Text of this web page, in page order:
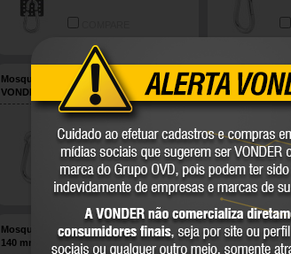
Mosquetão com trava, 9 mm x 90 mm,
VONDER
35.68.009.090
VONDER
COMPARE
Mosquetão com
100 mm,
Mosquetão com trava, roscada, 12 mm x
140 mm, VONDER
Mosquetão com
40 mm, VONDER